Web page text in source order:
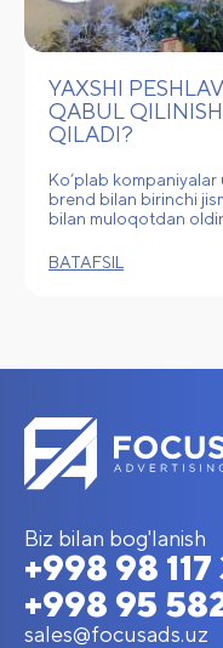
YAXSHI
QABUL
QILADI?
Ko‘plab
brend bilan birinchi
bilan muloqotdan
BATAFSIL
Biz bilan bog'lanish
+998 98 117
+998 95
sales@focusads.uz